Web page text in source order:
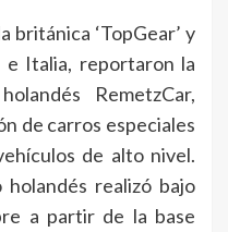
británica ‘TopGear’ y
e Italia, reportaron la
RemetzCar,
de carros especiales
de alto nivel.
realizó bajo
a partir de la base